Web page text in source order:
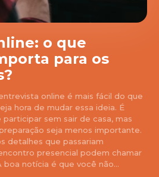
o que
para os
online é mais fácil do que
hora de mudar essa ideia. É
sem sair de casa, mas
seja menos importante.
detalhes que passariam
presencial podem chamar
notícia é que você não...